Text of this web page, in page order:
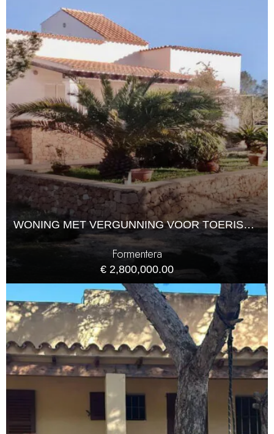
WONING MET VERGUNNING VOOR TOERISTISCHE VERHUUR OP FORMENTERA
Formentera
€ 2,800,000.00